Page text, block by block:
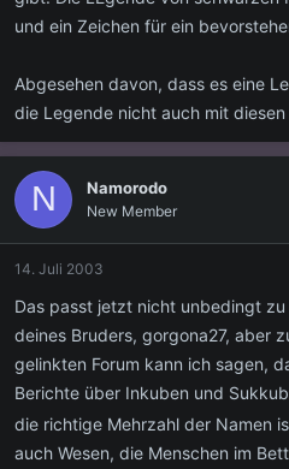
und ein Zeichen für ein
Abgesehen davon, dass es eine
die Legende nicht auch mit
N Namorodo
New Member
14. Juli 2003
Das passt jetzt nicht unbedingt
deines Bruders, gorgona27, aber
gelinkten Forum kann ich sagen,
Berichte über Inkuben und
die richtige Mehrzahl der Namen
auch Wesen, die Menschen im